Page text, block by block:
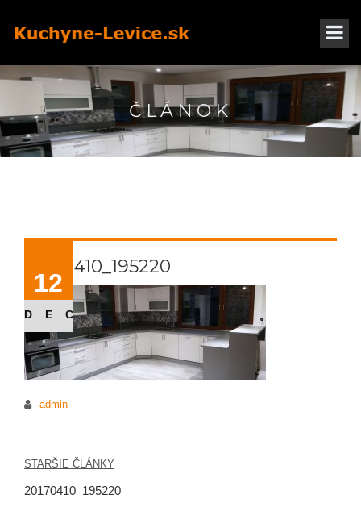
ČLÁNOK
12
DEC
20170410_195220
admin
Navigácia
STARŠIE ČLÁNKY
20170410_195220